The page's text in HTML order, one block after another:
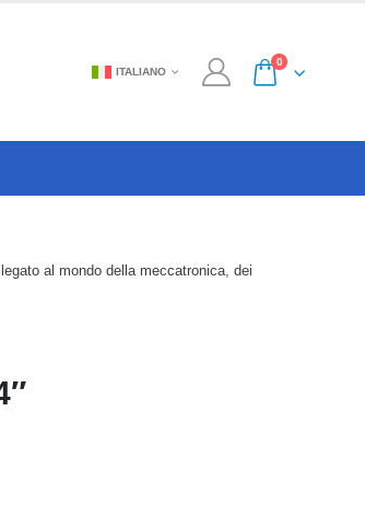
ITALIANO
0
al mondo della meccatronica, dei